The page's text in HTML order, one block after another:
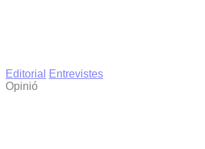
Editorial
Entrevistes
Opinió